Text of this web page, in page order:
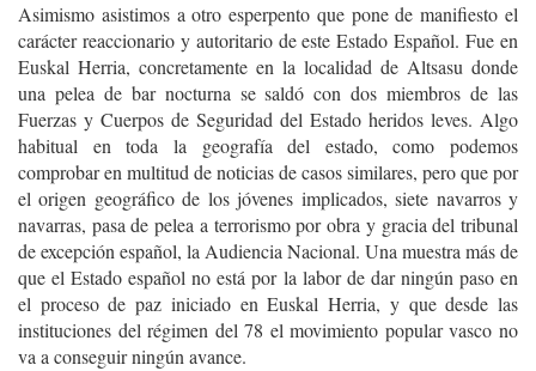
Asimismo asistimos a otro esperpento que pone de manifiesto el
carácter reaccionario y autoritario de este Estado Español. Fue en
Euskal Herria, concretamente en la localidad de Altsasu donde
una pelea de bar nocturna se saldó con dos miembros de las
Fuerzas y Cuerpos de Seguridad del Estado heridos leves. Algo
habitual en toda la geografía del estado, como podemos
comprobar en multitud de noticias de casos similares, pero que por
el origen geográfico de los jóvenes implicados, siete navarros y
navarras, pasa de pelea a terrorismo por obra y gracia del tribunal
de excepción español, la Audiencia Nacional. Una muestra más de
que el Estado español no está por la labor de dar ningún paso en
el proceso de paz iniciado en Euskal Herria, y que desde las
instituciones del régimen del 78 el movimiento popular vasco no
va a conseguir ningún avance.